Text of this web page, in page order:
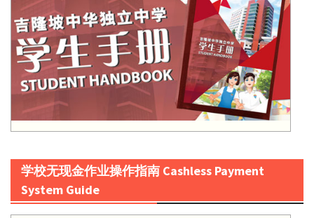
学校无现金作业操作指南 Cashless Payment
System Guide